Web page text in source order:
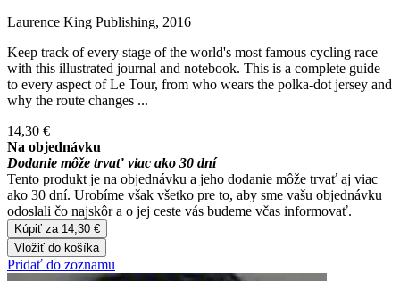
Laurence King Publishing, 2016
Keep track of every stage of the world's most famous cycling race
with this illustrated journal and notebook. This is a complete guide
to every aspect of Le Tour, from who wears the polka-dot jersey and
why the route changes ...
14,30 €
Na objednávku
Dodanie môže trvať viac ako 30 dní
Tento produkt je na objednávku a jeho dodanie môže trvať aj viac
ako 30 dní. Urobíme však všetko pre to, aby sme vašu objednávku
odoslali čo najskôr a o jej ceste vás budeme včas informovať.
Kúpiť za 14,30 €
Vložiť do košíka
Pridať do zoznamu